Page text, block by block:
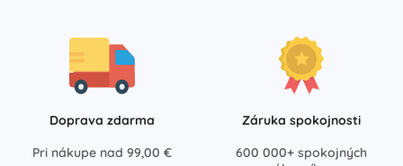
Doprava zdarma
Pri nákupe nad 99,00 €
Záruka spokojnosti
600 000+ spokojných